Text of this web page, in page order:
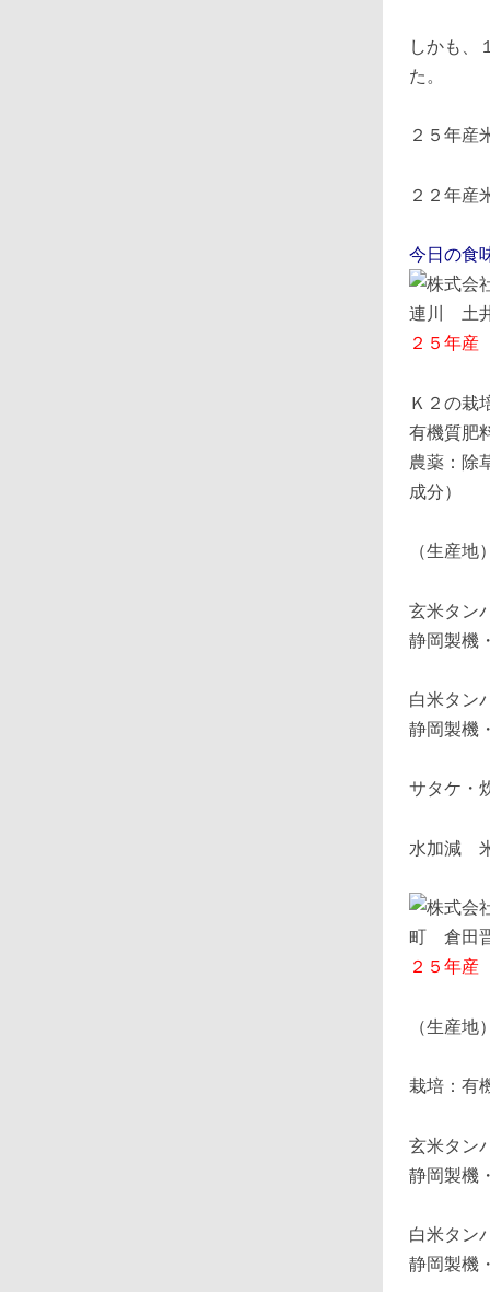
しかも、
た。
２５年産
２２年産
今日の食
２５年
Ｋ２の栽
有機質肥
農薬：除
成分）
（生産
玄米タン
静岡製機
白米タ
静岡製機
サタケ
水加減
２５年
（生産
栽培：有
玄米タン
静岡製機
白米タ
静岡製機